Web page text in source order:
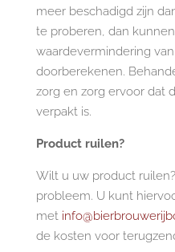
meer beschadigd zijn
te proberen, dan
waardevermindering
doorberekenen.
zorg en zorg ervoor dat
verpakt is.
Product ruilen?
Wilt u uw product
probleem. U kunt
met
de kosten voor